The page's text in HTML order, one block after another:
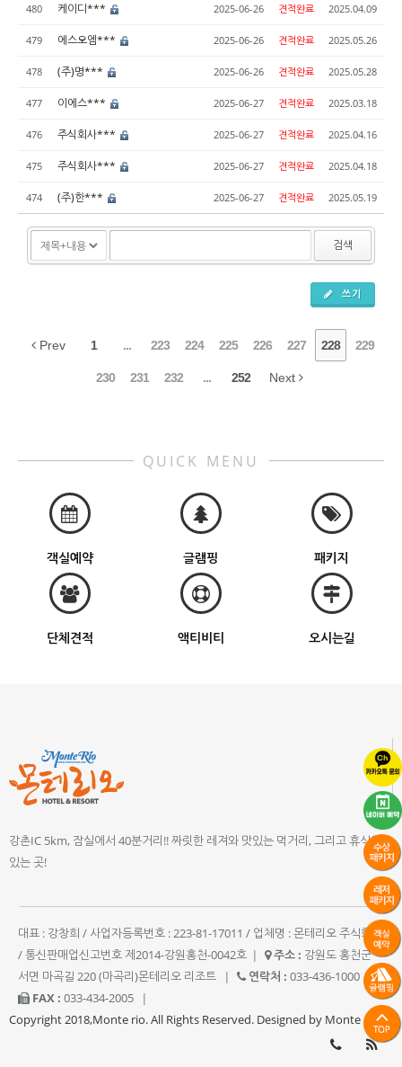
480 케이디*** 2025-06-26 견적완료 2025.04.09
479 에스오엠*** 2025-06-26 견적완료 2025.05.26
478 (주)명*** 2025-06-26 견적완료 2025.05.28
477 이에스*** 2025-06-27 견적완료 2025.03.18
476 주식회사*** 2025-06-27 견적완료 2025.04.16
475 주식회사*** 2025-06-27 견적완료 2025.04.18
474 (주)한*** 2025-06-27 견적완료 2025.05.19
검색
쓰기
Prev 1 ... 223 224 225 226 227 228 229
230 231 232 ... 252 Next
QUICK MENU
객실예약 글램핑 패키지
단체견적 액티비티 오시는길
강촌IC 5km, 잠실에서 40분거리!! 짜릿한 레져와 맛있는 먹거리, 그리고 휴식이
있는 곳!
대표 : 강창희 / 사업자등록번호 : 223-81-17011 / 업체명 : 몬테리오 주식회사
/ 통신판매업신고번호 제2014-강원홍천-0042호 | 주소 : 강원도 홍천군
서면 마곡길 220 (마곡리)몬테리오 리조트
| 연락처 : 033-436-1000
|
FAX : 033-434-2005
|
Copyright 2018,Monte rio. All Rights Reserved. Designed by Monte rio.